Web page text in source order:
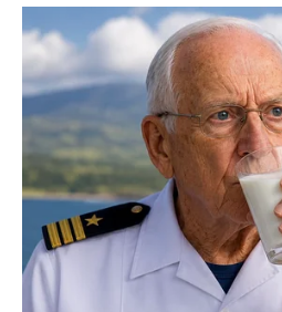
Simboli, poruke i jasni
Do 10. aprila, Lavovi će dobiti
pravom putu – ili da moraju
može doći kroz događaj koji
duboko značenje. Biće to
sumnje – da je to ono što ste
Sudbina sada govori glasno.
nagoveštaja – sve postaje